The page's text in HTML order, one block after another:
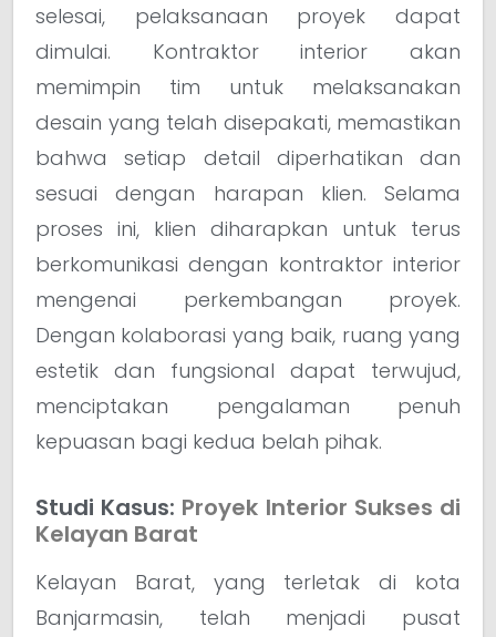
selesai, pelaksanaan proyek dapat
dimulai. Kontraktor interior akan
memimpin tim untuk melaksanakan
desain yang telah disepakati, memastikan
bahwa setiap detail diperhatikan dan
sesuai dengan harapan klien. Selama
proses ini, klien diharapkan untuk terus
berkomunikasi dengan kontraktor interior
mengenai perkembangan proyek.
Dengan kolaborasi yang baik, ruang yang
estetik dan fungsional dapat terwujud,
menciptakan pengalaman penuh
kepuasan bagi kedua belah pihak.
Studi Kasus: Proyek Interior Sukses di
Kelayan Barat
Kelayan Barat, yang terletak di kota
Banjarmasin, telah menjadi pusat